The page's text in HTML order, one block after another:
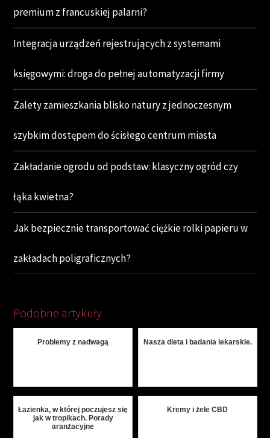
premium z francuskiej palarni?
Integracja urządzeń rejestrujących z systemami
księgowymi: droga do pełnej automatyzacji firmy
Zalety zamieszkania blisko natury z jednoczesnym
szybkim dostępem do ścisłego centrum miasta
Zakładanie ogrodu od podstaw: klasyczny ogród czy
łąka kwietna?
Jak bezpiecznie transportować ciężkie rolki papieru w
zakładach poligraficznych?
Podobne artykuły
Problemy z nadwagą Nasza dieta i badania lekarskie.
Łazienka, w której poczujesz się
jak w tropikach. Porady
aranżacyjne
Kremy i żele CBD